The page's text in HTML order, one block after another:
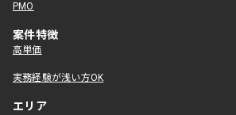
PMO
案件特徴
高単価
実務経験が浅い方OK
エリア